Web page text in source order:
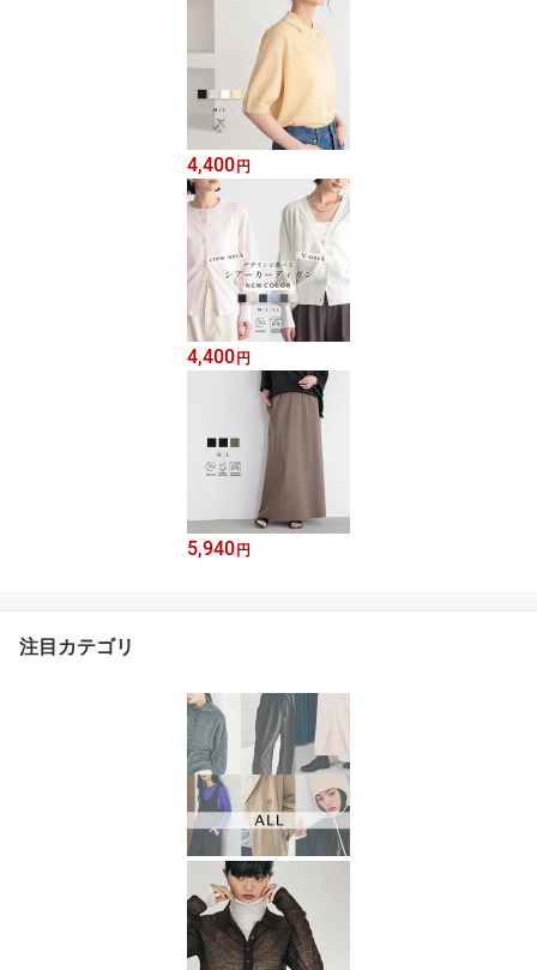
4,400円
4,400円
5,940円
注目カテゴリ